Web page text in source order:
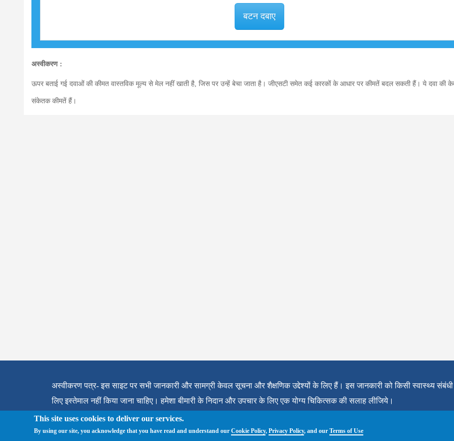
This site uses cookies to deliver our services.
By using our site, you acknowledge that you have read and understand ourCookie Policy,Privacy Policy, and ourTerms of Use
बटन दबाए
अस्वीकरण :
ऊपर बताई गई दवाओं की कीमत वास्तविक मूल्य से मेल नहीं खाती है, जिस पर उन्हें बेचा जाता है। जीएसटी समेत कई कारकों के आधार पर कीमतें बदल सकती हैं। ये दवा की
संकेतक कीमतें हैं।
अस्वीकरण पत्र- इस साइट पर सभी जानकारी और सामग्री केवल सूचना और शैक्षणिक उद्देश्यों के लिए हैं। इस जानकारी को किसी स्वास्थ्य संबंधी
लिए इस्तेमाल नहीं किया जाना चाहिए। हमेशा बीमारी के निदान और उपचार के लिए एक योग्य चिकित्सक की सलाह लीजिये।
Full Disclaimer
About us|Medindia Copyright|Privacy Policy|Terms of Use© All Rights Reserved 1997 - 2026